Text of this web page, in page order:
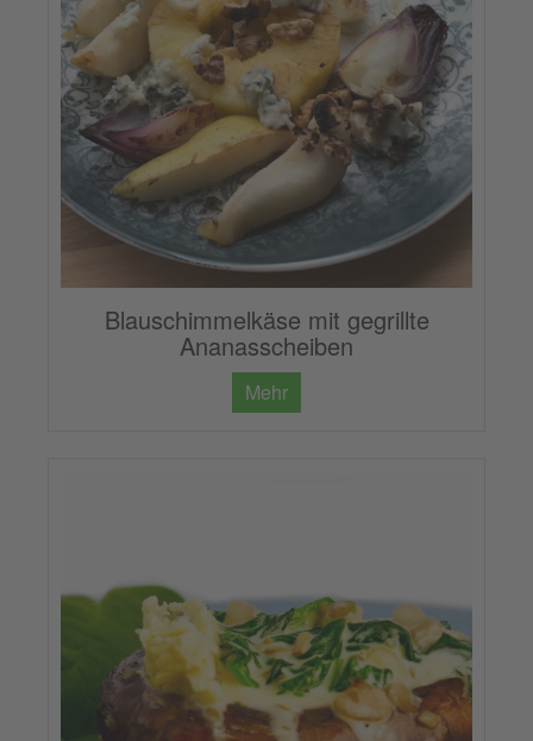
Blauschimmelkäse mit gegrillte
Ananasscheiben
Mehr